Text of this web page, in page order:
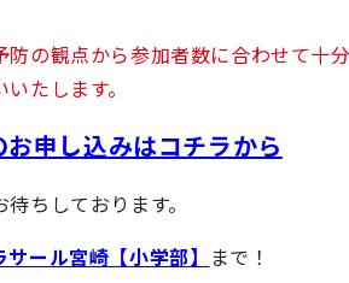
の観点から参加者数に合わせて十
たします。
お申し込みはコチラから
ちしております。
サール宮崎【小学部】 まで！